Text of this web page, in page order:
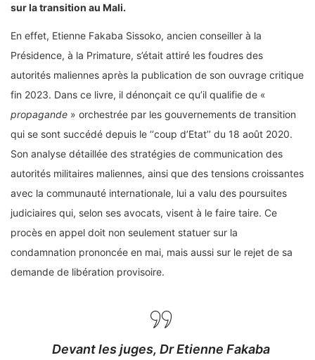
sur la transition au Mali.
En effet, Etienne Fakaba Sissoko, ancien conseiller à la
Présidence, à la Primature, s’était attiré les foudres des
autorités maliennes après la publication de son ouvrage critique
fin 2023. Dans ce livre, il dénonçait ce qu’il qualifie de «
propagande » orchestrée par les gouvernements de transition
qui se sont succédé depuis le ‘‘coup d’Etat’’ du 18 août 2020.
Son analyse détaillée des stratégies de communication des
autorités militaires maliennes, ainsi que des tensions croissantes
avec la communauté internationale, lui a valu des poursuites
judiciaires qui, selon ses avocats, visent à le faire taire. Ce
procès en appel doit non seulement statuer sur la
condamnation prononcée en mai, mais aussi sur le rejet de sa
demande de libération provisoire.
Devant les juges, Dr Etienne Fakaba